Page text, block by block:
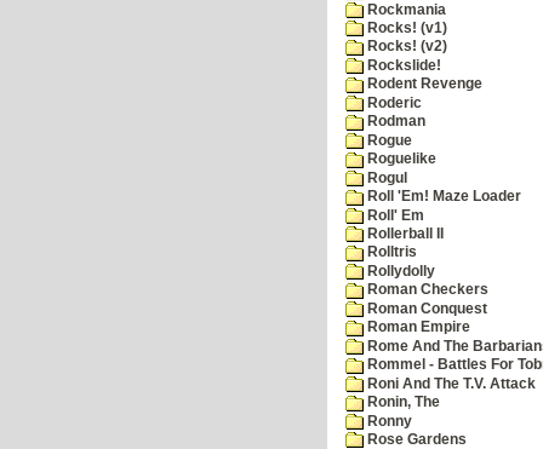
Rockmania
Rocks! (v1)
Rocks! (v2)
Rockslide!
Rodent Revenge
Roderic
Rodman
Rogue
Roguelike
Rogul
Roll 'Em! Maze Loader
Roll' Em
Rollerball II
Rolltris
Rollydolly
Roman Checkers
Roman Conquest
Roman Empire
Rome And The
Rommel - Battles For
Roni And The T.V. Attack
Ronin, The
Ronny
Rose Gardens